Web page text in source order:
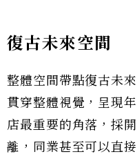
復古未來空間
整體空間帶點復古未
貫穿整體視覺，呈現
店最重要的角落，採
離，同業甚至可以直